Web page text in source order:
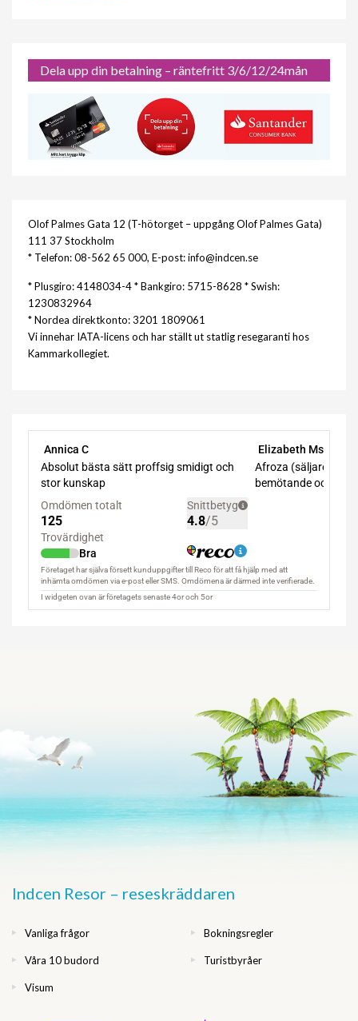
Dela upp din betalning – räntefritt 3/6/12/24mån
Olof Palmes Gata 12 (T-hötorget – uppgång Olof Palmes Gata)
111 37 Stockholm
* Telefon: 08-562 65 000, E-post: info@indcen.se
* Plusgiro: 4148034-4 * Bankgiro: 5715-8628 * Swish:
1230832964
* Nordea direktkonto: 3201 1809061
Vi innehar IATA-licens och har ställt ut statlig resegaranti hos
Kammarkollegiet.
Indcen Resor – reseskräddaren
Vanliga frågor Bokningsregler
Våra 10 budord Turistbyråer
Visum